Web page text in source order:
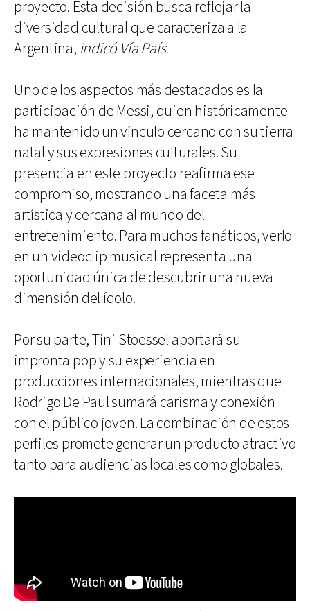
proyecto. Esta decisión busca reflejar la
diversidad cultural que caracteriza a la
Argentina, indicó Vía País.
Uno de los aspectos más destacados es la
participación de Messi, quien históricamente
ha mantenido un vínculo cercano con su tierra
natal y sus expresiones culturales. Su
presencia en este proyecto reafirma ese
compromiso, mostrando una faceta más
artística y cercana al mundo del
entretenimiento. Para muchos fanáticos, verlo
en un videoclip musical representa una
oportunidad única de descubrir una nueva
dimensión del ídolo.
Por su parte, Tini Stoessel aportará su
impronta pop y su experiencia en
producciones internacionales, mientras que
Rodrigo De Paul sumará carisma y conexión
con el público joven. La combinación de estos
perfiles promete generar un producto atractivo
tanto para audiencias locales como globales.